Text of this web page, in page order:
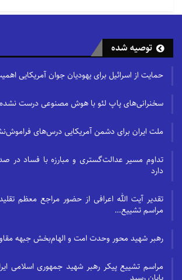
توصیه شده
حمایت از اسرائیل برای یهودیان جوان آمریکایی
سخنرانی‌های پاپ لئو با هوش مصنوعی درست
ملت ایران برای دشمن آمریکایی درس‌های
تداوم مسیر عدالت‌گستری و مبارزه با فساد در
دارد
تقدیر آیت الله اعرافی از حضور مراجع معظم
مراسم تشییع…
رهبر شهید محور وحدت امت و الهام‌بخش جبهه
مراسم تشییع پیکر رهبر شهید جمهوری اسلامی